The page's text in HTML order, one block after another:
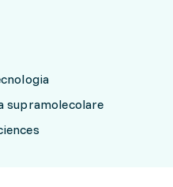
supramolecolare